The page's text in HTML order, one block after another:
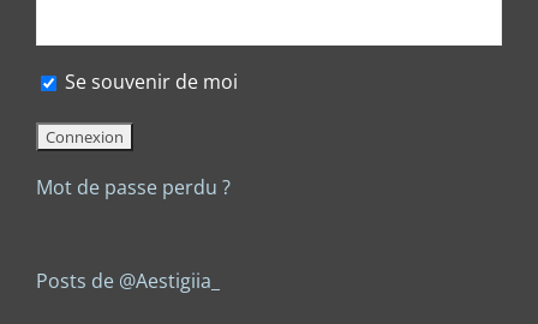
Se souvenir de moi
Mot de passe perdu ?
Posts de @Aestigiia_